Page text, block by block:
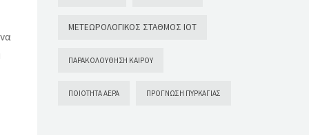
ΜΕΤΕΩΡΟΛΟΓΙΚΌΣ ΣΤΑΘΜΌΣ ΙΟΤ
ΠΑΡΑΚΟΛΟΎΘΗΣΗ ΚΑΙΡΟΎ
ΠΟΙΌΤΗΤΑ ΑΈΡΑ ΠΡΌΓΝΩΣΗ ΠΥΡΚΑΓΙΆΣ